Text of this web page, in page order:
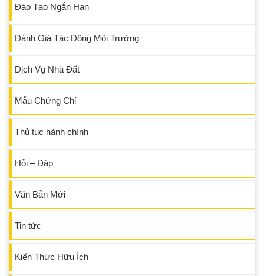
Đào Tạo Ngắn Hạn
Đánh Giá Tác Động Môi Trường
Dịch Vụ Nhà Đất
Mẫu Chứng Chỉ
Thủ tục hành chính
Hỏi – Đáp
Văn Bản Mới
Tin tức
Kiến Thức Hữu Ích